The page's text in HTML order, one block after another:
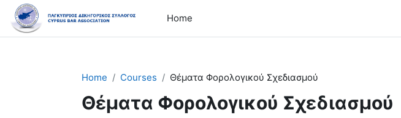
Skip to main content
Home
Home Courses Θέματα Φορολογικού Σχεδιασμού
Θέματα Φορολογικού Σχεδιασμού